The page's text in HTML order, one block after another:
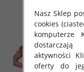
Nasz Sklep
cookies
komputerze
aktywności
oferty do